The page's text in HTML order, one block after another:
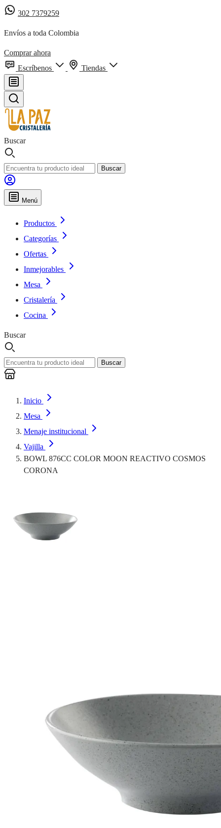
302 7379259
Envíos a toda Colombia
Comprar ahora
Escríbenos
Tiendas
Buscar
Buscar
Menú
Productos
Categorías
Ofertas
Inmejorables
Mesa
Cristalería
Cocina
Buscar
Buscar
Inicio
Mesa
Menaje institucional
Vajilla
BOWL 876CC COLOR MOON REACTIVO COSMOS
CORONA